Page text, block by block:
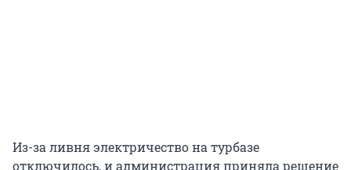
Из-за ливня электричество на турбазе
отключилось, и администрация приняла решение